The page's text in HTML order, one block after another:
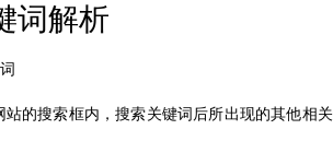
词解析
的搜索框内，搜索关键词后所出现的其他相关